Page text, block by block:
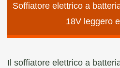
Soffiatore elettrico a
18V leggero
Il soffiatore elettrico a